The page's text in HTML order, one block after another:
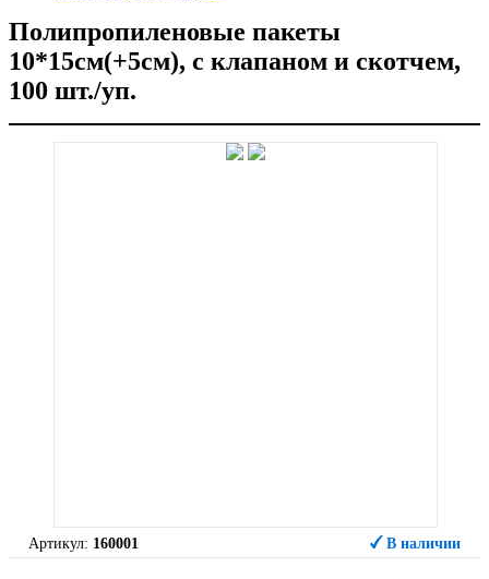
Полипропиленовые пакеты
10*15см(+5см), с клапаном и скотчем,
100 шт./уп.
Артикул: 160001 В наличии